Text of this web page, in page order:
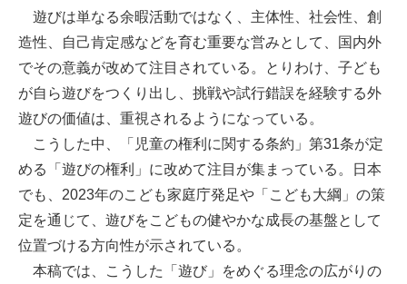
遊びは単なる余暇活動ではなく、主体性、社会性、創
造性、自己肯定感などを育む重要な営みとして、国内外
でその意義が改めて注目されている。とりわけ、子ども
が自ら遊びをつくり出し、挑戦や試行錯誤を経験する外
遊びの価値は、重視されるようになっている。
こうした中、「児童の権利に関する条約」第31条が定
める「遊びの権利」に改めて注目が集まっている。日本
でも、2023年のこども家庭庁発足や「こども大綱」の策
定を通じて、遊びをこどもの健やかな成長の基盤として
位置づける方向性が示されている。
本稿では、こうした「遊び」をめぐる理念の広がりの